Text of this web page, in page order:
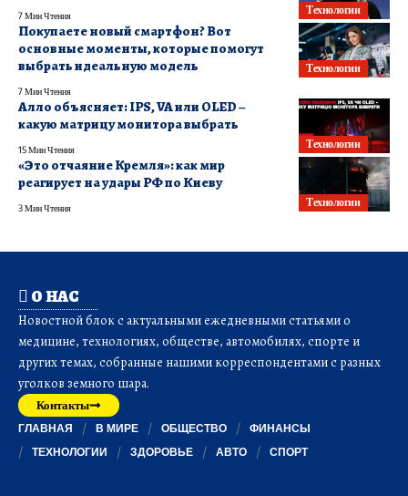
Технологии
7 Мин Чтения
Технологии
Покупаете новый смартфон? Вот
основные моменты, которые помогут
выбрать идеальную модель
7 Мин Чтения
Технологии
Алло объясняет: IPS, VA или OLED –
какую матрицу монитора выбрать
15 Мин Чтения
Технологии
«Это отчаяние Кремля»: как мир
реагирует на удары РФ по Киеву
3 Мин Чтения
О НАС
Новостной блок с актуальными ежедневными статьями о
медицине, технологиях, обществе, автомобилях, спорте и
других темах, собранные нашими корреспондентами с разных
уголков земного шара.
Контакты
ГЛАВНАЯ В МИРЕ ОБЩЕСТВО
ФИНАНСЫ
ТЕХНОЛОГИИ
ЗДОРОВЬЕ АВТО СПОРТ